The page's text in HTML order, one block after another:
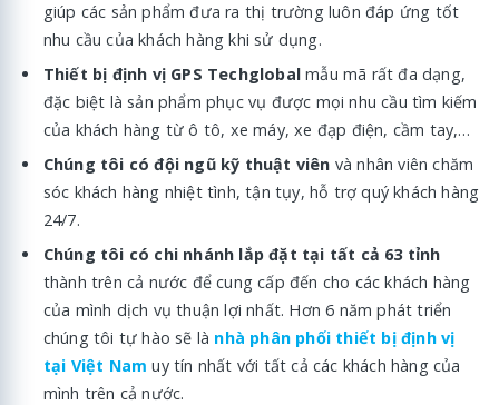
giúp các sản phẩm đưa ra thị trường luôn đáp ứng tốt
nhu cầu của khách hàng khi sử dụng.
Thiết bị định vị GPS Techglobal mẫu mã rất đa dạng,
đặc biệt là sản phẩm phục vụ được mọi nhu cầu tìm kiếm
của khách hàng từ ô tô, xe máy, xe đạp điện, cầm tay,…
Chúng tôi có đội ngũ kỹ thuật viên và nhân viên chăm
sóc khách hàng nhiệt tình, tận tụy, hỗ trợ quý khách hàng
24/7.
Chúng tôi có chi nhánh lắp đặt tại tất cả 63 tỉnh
thành trên cả nước để cung cấp đến cho các khách hàng
của mình dịch vụ thuận lợi nhất. Hơn 6 năm phát triển
chúng tôi tự hào sẽ là nhà phân phối thiết bị định vị
tại Việt Nam uy tín nhất với tất cả các khách hàng của
mình trên cả nước.